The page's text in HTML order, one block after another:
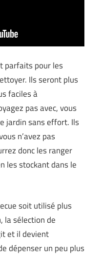
parfaits pour les
Ils seront plus
faciles à
pas avec, vous
jardin sans effort. Ils
n’avez pas
donc les ranger
les stockant dans le
soit utilisé plus
la sélection de
et il devient
dépenser un peu plus